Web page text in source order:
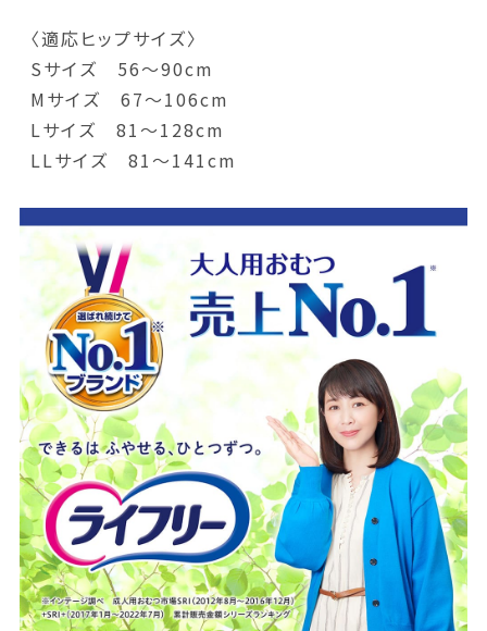
〈適応ヒップサイズ〉
Sサイズ 56～90cm
Mサイズ 67～106cm
Lサイズ 81～128cm
LLサイズ 81～141cm